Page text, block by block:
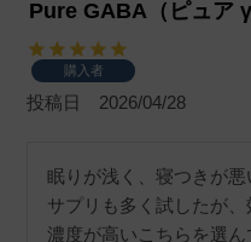
Pure GABA（ピュア
購入者
投稿日 2026/04/28
眠りが浅く、寝つきが
サプリも多く試したが
濃度が高いこちらを選